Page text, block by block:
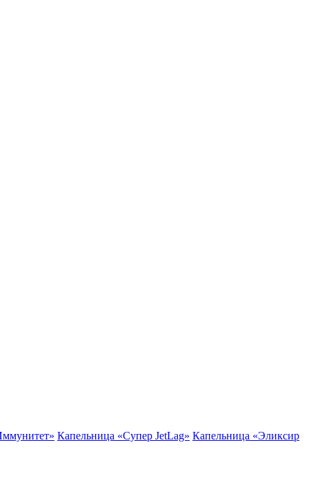
Капельница «Супер JetLag» Капельница «Эликсир